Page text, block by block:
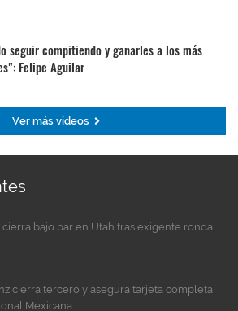
seguir compitiendo y ganarles a los más
Felipe Aguilar
Ver más videos
bajo par en Utah tras exigente ronda
cierra tercero y asegura tarjeta completa
Mexicana